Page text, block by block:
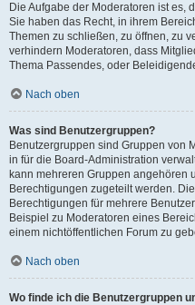
Die Aufgabe der Moderatoren ist es,
Sie haben das Recht, in ihrem
Themen zu schließen, zu öffnen, zu
verhindern Moderatoren, dass
Thema Passendes, oder
Nach oben
Was sind Benutzergruppen?
Benutzergruppen sind Gruppen von
in für die Board-Administration
kann mehreren Gruppen angehören
Berechtigungen zugeteilt werden.
Berechtigungen für mehrere
Beispiel zu Moderatoren eines
einem nichtöffentlichen Forum zu
Nach oben
Wo finde ich die Benutzergruppen